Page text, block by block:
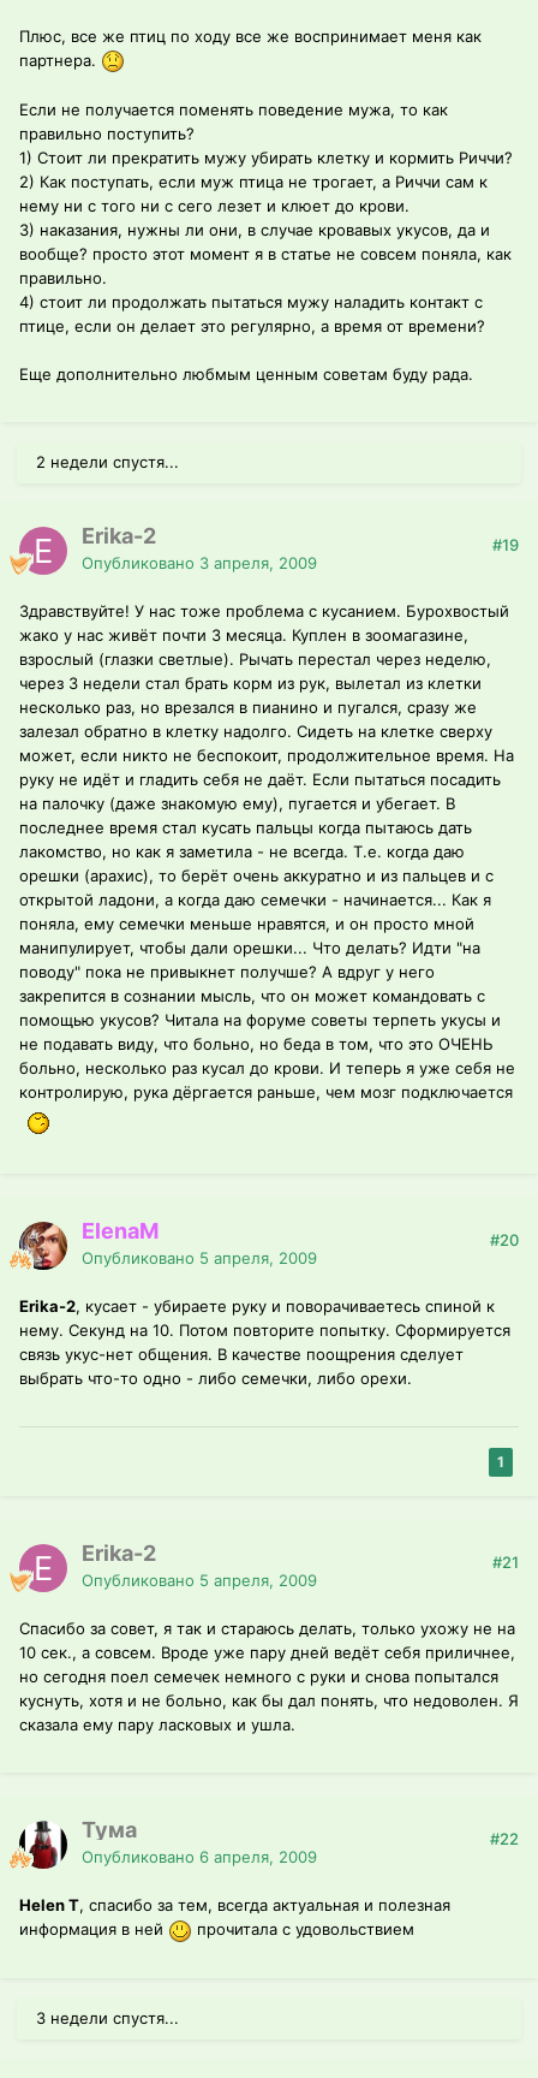
Плюс, все же птиц по ходу все же воспринимает меня как
партнера.
Если не получается поменять поведение мужа, то как
правильно поступить?
1) Стоит ли прекратить мужу убирать клетку и кормить Риччи?
2) Как поступать, если муж птица не трогает, а Риччи сам к
нему ни с того ни с сего лезет и клюет до крови.
3) наказания, нужны ли они, в случае кровавых укусов, да и
вообще? просто этот момент я в статье не совсем поняла, как
правильно.
4) стоит ли продолжать пытаться мужу наладить контакт с
птице, если он делает это регулярно, а время от времени?
Еще дополнительно любмым ценным советам буду рада.
2 недели спустя...
Erika-2
Опубликовано 3 апреля, 2009
#19
Здравствуйте! У нас тоже проблема с кусанием. Бурохвостый
жако у нас живёт почти 3 месяца. Куплен в зоомагазине,
взрослый (глазки светлые). Рычать перестал через неделю,
через 3 недели стал брать корм из рук, вылетал из клетки
несколько раз, но врезался в пианино и пугался, сразу же
залезал обратно в клетку надолго. Сидеть на клетке сверху
может, если никто не беспокоит, продолжительное время. На
руку не идёт и гладить себя не даёт. Если пытаться посадить
на палочку (даже знакомую ему), пугается и убегает. В
последнее время стал кусать пальцы когда пытаюсь дать
лакомство, но как я заметила - не всегда. Т.е. когда даю
орешки (арахис), то берёт очень аккуратно и из пальцев и с
открытой ладони, а когда даю семечки - начинается... Как я
поняла, ему семечки меньше нравятся, и он просто мной
манипулирует, чтобы дали орешки... Что делать? Идти "на
поводу" пока не привыкнет получше? А вдруг у него
закрепится в сознании мысль, что он может командовать с
помощью укусов? Читала на форуме советы терпеть укусы и
не подавать виду, что больно, но беда в том, что это ОЧЕНЬ
больно, несколько раз кусал до крови. И теперь я уже себя не
контролирую, рука дёргается раньше, чем мозг подключается
ElenaM
Опубликовано 5 апреля, 2009
#20
Erika-2, кусает - убираете руку и поворачиваетесь спиной к
нему. Секунд на 10. Потом повторите попытку. Сформируется
связь укус-нет общения. В качестве поощрения сделует
выбрать что-то одно - либо семечки, либо орехи.
1
Erika-2
Опубликовано 5 апреля, 2009
#21
Спасибо за совет, я так и стараюсь делать, только ухожу не на
10 сек., а совсем. Вроде уже пару дней ведёт себя приличнее,
но сегодня поел семечек немного с руки и снова попытался
куснуть, хотя и не больно, как бы дал понять, что недоволен. Я
сказала ему пару ласковых и ушла.
Тума
Опубликовано 6 апреля, 2009
#22
Helen T, спасибо за тем, всегда актуальная и полезная
информация в ней
прочитала с удовольствием
3 недели спустя...